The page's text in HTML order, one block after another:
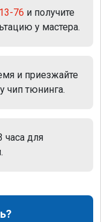
76 и получите
у мастера.
и приезжайте
чип тюнинга.
часа для